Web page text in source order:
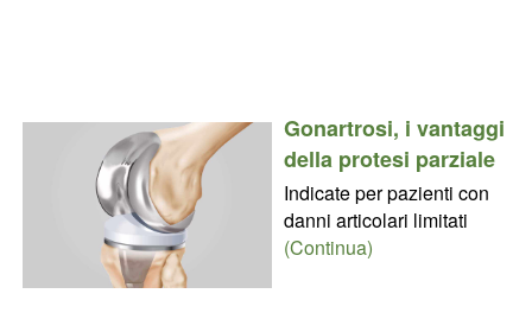
Gonartrosi, i vantaggi
della protesi parziale
Indicate per pazienti con
danni articolari limitati
(Continua)